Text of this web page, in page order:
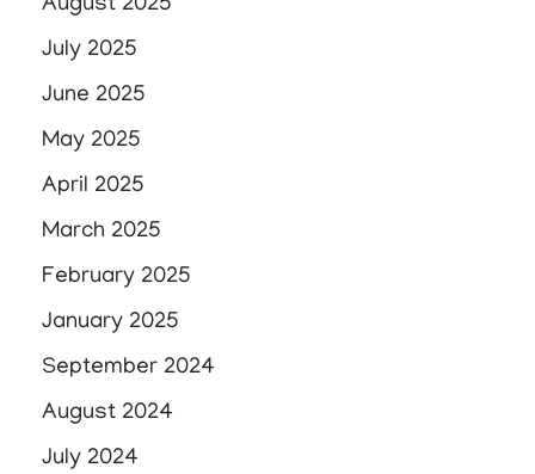
August 2025
July 2025
June 2025
May 2025
April 2025
March 2025
February 2025
January 2025
September 2024
August 2024
July 2024